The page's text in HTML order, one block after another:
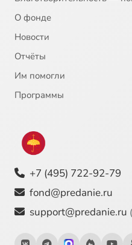
О фонде
Новости
Отчёты
Им помогли
Программы
+7 (495) 722-92-79
fond@predanie.ru
support@predanie.ru